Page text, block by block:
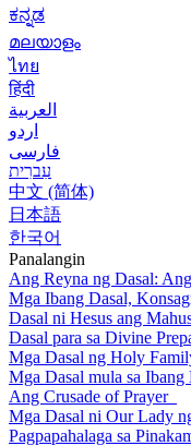
ಕನ್ನಡ
മലയാളം
ไทย
हिंदी
العربية
اردو
فارسی
עִברִית
中文 (简体)
日本語
한국어
Panalangin
Ang Reyna ng Dasal:
Mga Ibang Dasal,
Dasal ni Hesus ang
Dasal para sa Divine
Mga Dasal ng Holy
Mga Dasal mula sa Ibang
Ang Crusade of Prayer
Mga Dasal ni Our Lady
Pagpapahalaga sa